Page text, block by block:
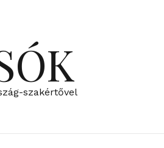
szakértővel